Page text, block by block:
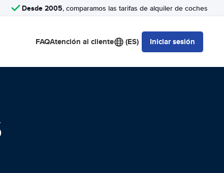
Desde 2005, comparamos las tarifas de alquiler de coches
FAQAtención al cliente (ES) Iniciar sesión